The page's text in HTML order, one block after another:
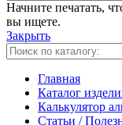
Начните печатать,
вы ищете.
Закрыть
Главная
Каталог
Калькулятор
Статьи /